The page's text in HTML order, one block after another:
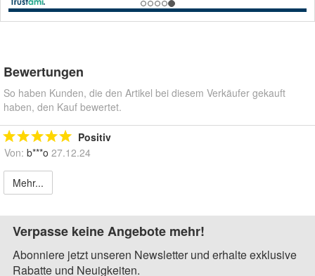
Bewertungen
So haben Kunden, die den Artikel bei diesem Verkäufer gekauft
haben, den Kauf bewertet.
Positiv
Von: b***o 27.12.24
Mehr...
Verpasse keine Angebote mehr!
Abonniere jetzt unseren Newsletter und erhalte exklusive
Rabatte und Neuigkeiten.